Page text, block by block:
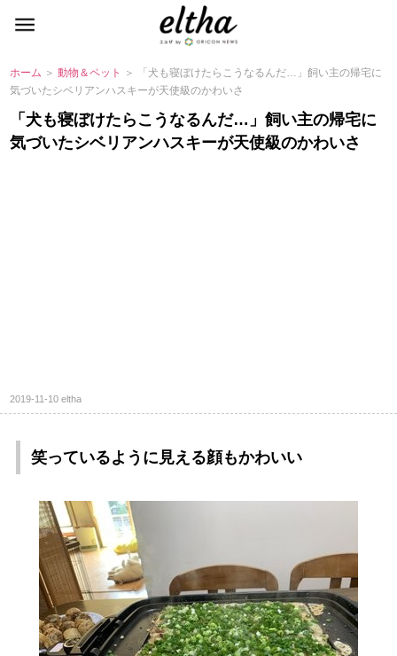
ホーム ＞動物＆ペット
＞ 「犬も寝ぼけたらこうなるんだ…」飼い主の帰宅に
気づいたシベリアンハスキーが天使級のかわいさ
「犬も寝ぼけたらこうなるんだ…」飼い主の帰宅に
気づいたシベリアンハスキーが天使級のかわいさ
2019-11-10eltha
笑っているように見える顔もかわいい